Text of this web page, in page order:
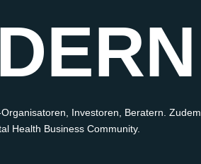
Investoren, Beratern Zudem
Health Business Community.